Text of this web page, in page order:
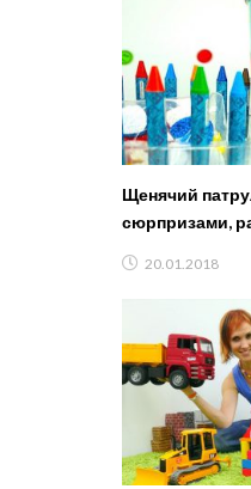
Щенячий
сюрпризами,
Щеняч
20.01.2018